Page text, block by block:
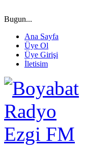
Bugun...
Ana Sayfa
Üye Ol
Üye Girişi
İletisim